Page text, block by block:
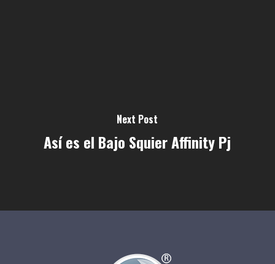
Next Post
Así es el Bajo Squier Affinity Pj